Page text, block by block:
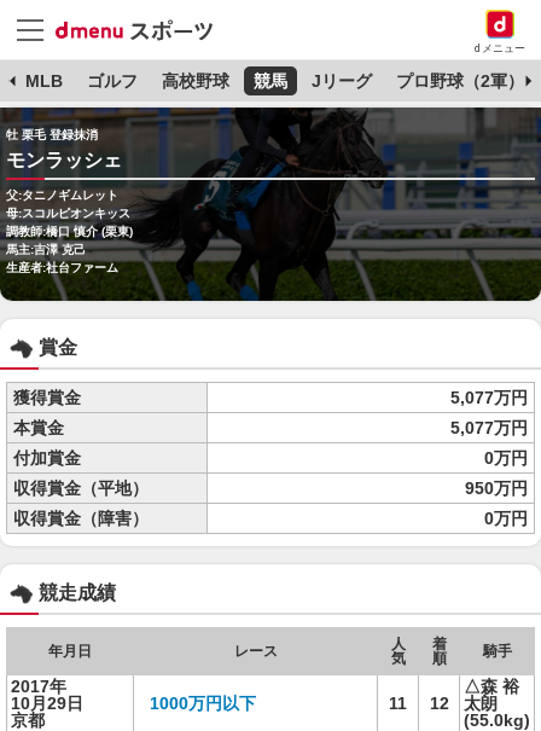
dメニュー
MLB ゴルフ 高校野球 競馬 Jリーグ プロ野球（2軍）
牡 栗毛 登録抹消
モンラッシェ
父:タニノギムレット
母:スコルピオンキッス
調教師:橋口 慎介 (栗東)
馬主:吉澤 克己
生産者:社台ファーム
賞金
獲得賞金
5,077万円
本賞金
5,077万円
付加賞金
0万円
収得賞金（平地）
950万円
収得賞金（障害）
0万円
競走成績
年月日 レース
人
気
着
順
騎手
2017年
10月29日
京都
1000万円以下 11 12
△森 裕
太朗
(55.0kg)